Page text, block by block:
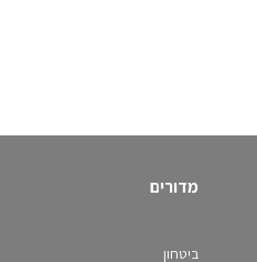
מדורים
ביטחון